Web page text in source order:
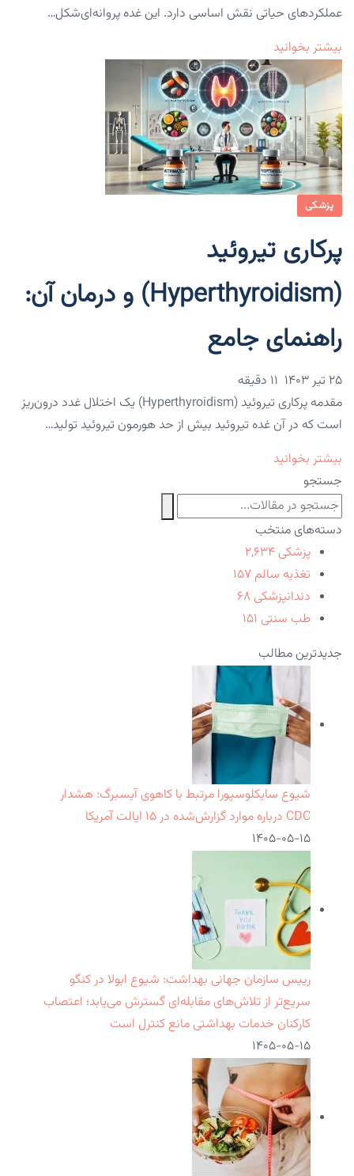
عملکرد‌های حیاتی نقش اساسی دارد. این غده پروانه‌ای‌شکل…
بیشتر بخوانید
پزشکی
پرکاری تیروئید
(Hyperthyroidism) و درمان آن:
راهنمای جامع
۲۵ تیر ۱۴۰۳
مقدمه پرکاری تیروئید (Hyperthyroidism) یک اختلال غدد درون‌ریز
است که در آن غده تیروئید بیش از حد هورمون تیروئید تولید…
بیشتر بخوانید
جستجو
دسته‌های منتخب
پزشکی ۲,۶۳۴
تغذیه سالم ۱۵۷
دندانپزشکی ۶۸
طب سنتی ۱۵۱
جدیدترین مطالب
شیوع سایکلوسپورا مرتبط با کاهوی آیسبرگ: هشدار
CDC درباره موارد گزارش‌شده در ۱۵ ایالت آمریکا
۱۴۰۵-۰۵-۱۵
رییس سازمان جهانی بهداشت: شیوع ابولا در کنگو
سریع‌تر از تلاش‌های مقابله‌ای گسترش می‌یابد؛ اعتصاب
کارکنان خدمات بهداشتی مانع کنترل است
۱۴۰۵-۰۵-۱۵